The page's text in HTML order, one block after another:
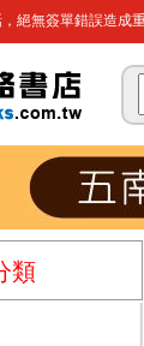
絕無簽單錯誤造成
類